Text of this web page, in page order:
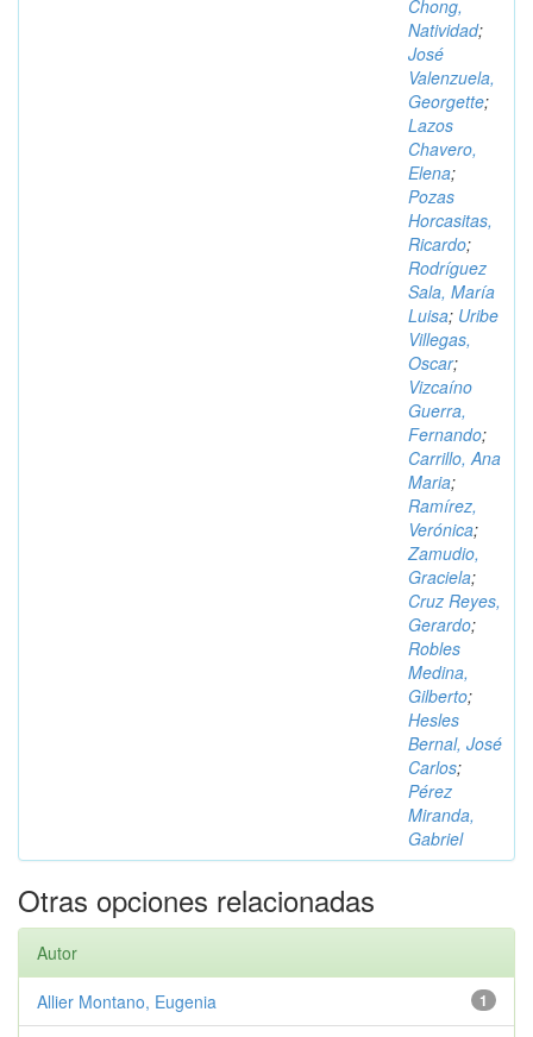
Chong,
Natividad;
José
Valenzuela,
Georgette;
Lazos
Chavero,
Elena;
Pozas
Horcasitas,
Ricardo;
Rodríguez
Sala, María
Luisa; Uribe
Villegas,
Oscar;
Vizcaíno
Guerra,
Fernando;
Carrillo, Ana
Maria;
Ramírez,
Verónica;
Zamudio,
Graciela;
Cruz Reyes,
Gerardo;
Robles
Medina,
Gilberto;
Hesles
Bernal, José
Carlos;
Pérez
Miranda,
Gabriel
Otras opciones relacionadas
Autor
1
Allier Montano, Eugenia